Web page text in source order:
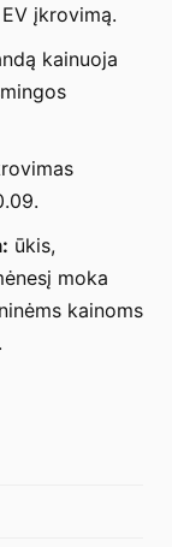
įkrovimą.
kainuoja
ūkis,
moka
kainoms